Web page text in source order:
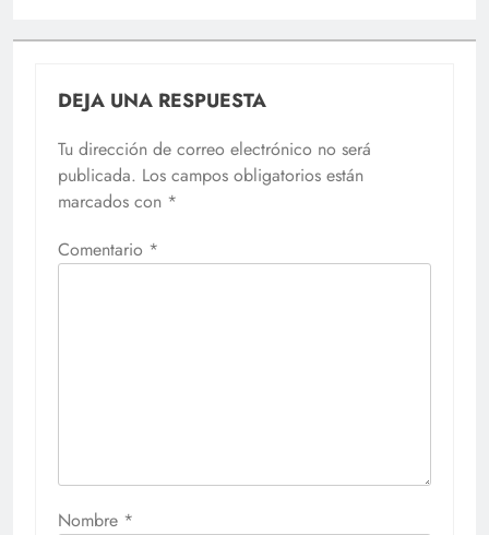
DEJA UNA RESPUESTA
Tu dirección de correo electrónico no será
publicada. Los campos obligatorios están
marcados con *
Comentario *
Nombre *